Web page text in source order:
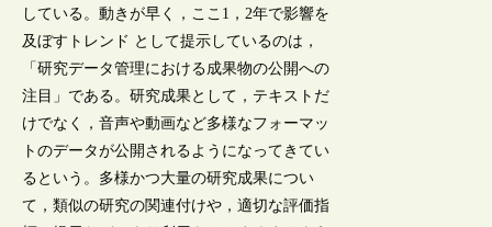
している。動きが早く，ここ1，2年で影響を
及ぼすトレンド として提示しているのは，
「研究データ管理における成果物の公開への
注目」である。研究成果として，テキストだ
けでなく，音声や動画など多様なフォーマッ
トのデータが公開されるようになってきてい
るという。多様かつ大量の研究成果につい
て，類似の研究の関連付けや，適切な評価指